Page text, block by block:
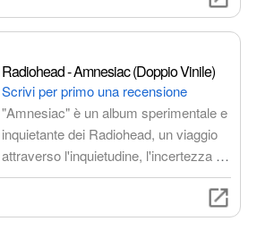
Radiohead - Amnesiac (Doppio Vinile)
Scrivi per primo una recensione
"Amnesiac" è un album sperimentale e
inquietante dei Radiohead, un viaggio
attraverso l'inquietudine, l'incertezza e
la disillusione del mondo moderno. La
con influenze che vanno dal jazz al trip